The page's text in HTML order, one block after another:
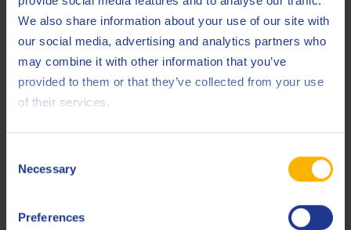
We also share information about your use of our site with
our social media, advertising and analytics partners who
may combine it with other information that you’ve
provided to them or that they’ve collected from your use
of their services.
Selection
Necessary
Preferences
Lebensmittelverträglich